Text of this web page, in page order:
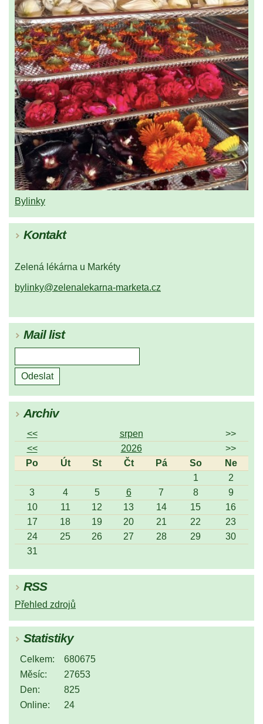
Bylinky
Kontakt
Zelená lékárna u Markéty
bylinky@zelenalekarna-marketa.cz
Mail list
Archiv
<< srpen
>>
<<
2026
>>
Po
Út St Čt Pá So
Ne
1
2
3
4 5 6 7 8
9
10
11 12 13 14 15
16
17
18 19 20 21 22
23
24
25 26 27 28 29
30
31
RSS
Přehled zdrojů
Statistiky
Online: 24
Celkem:
680675
Měsíc:
27653
Den:
825